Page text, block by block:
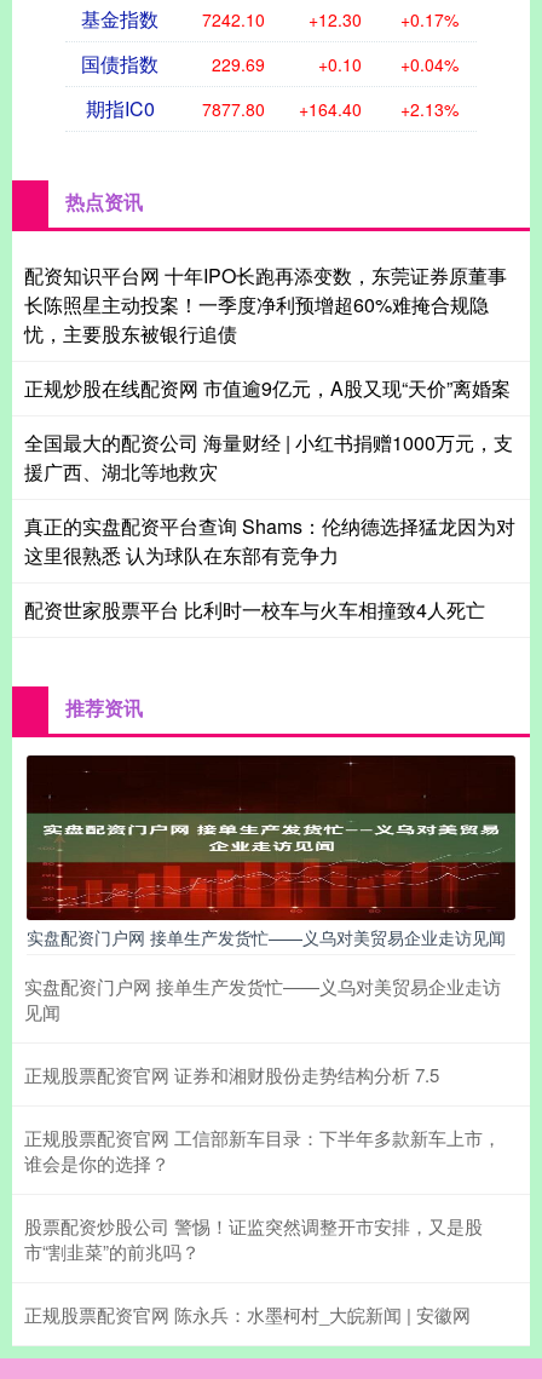
基金指数 7242.10 +12.30 +0.17%
国债指数 229.69 +0.10 +0.04%
期指IC0 7877.80 +164.40 +2.13%
热点资讯
配资知识平台网 十年IPO长跑再添变数，东莞证券原董事
长陈照星主动投案！一季度净利预增超60%难掩合规隐
忧，主要股东被银行追债
正规炒股在线配资网 市值逾9亿元，A股又现“天价”离婚案
全国最大的配资公司 海量财经 | 小红书捐赠1000万元，支
援广西、湖北等地救灾
真正的实盘配资平台查询 Shams：伦纳德选择猛龙因为对
这里很熟悉 认为球队在东部有竞争力
配资世家股票平台 比利时一校车与火车相撞致4人死亡
推荐资讯
实盘配资门户网 接单生产发货忙——义乌对美贸易企业走访见闻
实盘配资门户网 接单生产发货忙——义乌对美贸易企业走访
见闻
正规股票配资官网 证券和湘财股份走势结构分析 7.5
正规股票配资官网 工信部新车目录：下半年多款新车上市，
谁会是你的选择？
股票配资炒股公司 警惕！证监突然调整开市安排，又是股
市“割韭菜”的前兆吗？
正规股票配资官网 陈永兵：水墨柯村_大皖新闻 | 安徽网